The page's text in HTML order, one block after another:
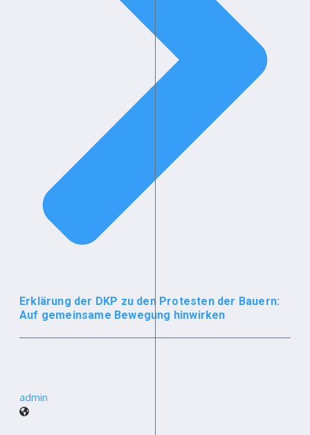
Erklärung der DKP zu den Protesten der Bauern:
Auf gemeinsame Bewegung hinwirken
admin